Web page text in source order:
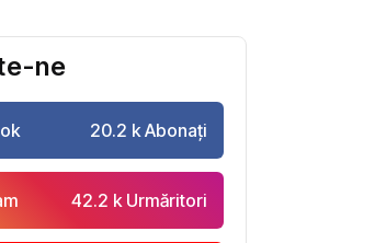
ne
20.2 k Abonați
42.2 k Urmăritori